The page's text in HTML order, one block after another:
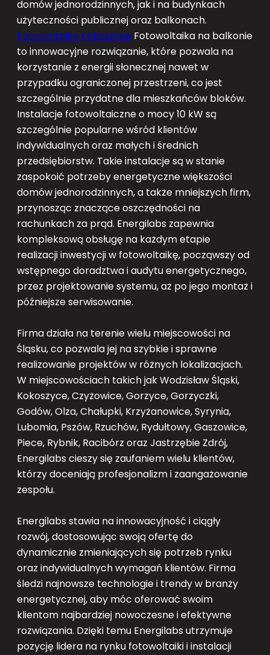
domów jednorodzinnych, jak i na budynkach
użyteczności publicznej oraz balkonach.
Fotowoltaika Kokoszyce Fotowoltaika na balkonie
to innowacyjne rozwiązanie, które pozwala na
korzystanie z energii słonecznej nawet w
przypadku ograniczonej przestrzeni, co jest
szczególnie przydatne dla mieszkańców bloków.
Instalacje fotowoltaiczne o mocy 10 kW są
szczególnie popularne wśród klientów
indywidualnych oraz małych i średnich
przedsiębiorstw. Takie instalacje są w stanie
zaspokoić potrzeby energetyczne większości
domów jednorodzinnych, a także mniejszych firm,
przynosząc znaczące oszczędności na
rachunkach za prąd. Energilabs zapewnia
kompleksową obsługę na każdym etapie
realizacji inwestycji w fotowoltaikę, począwszy od
wstępnego doradztwa i audytu energetycznego,
przez projektowanie systemu, aż po jego montaż i
późniejsze serwisowanie.
Firma działa na terenie wielu miejscowości na
Śląsku, co pozwala jej na szybkie i sprawne
realizowanie projektów w różnych lokalizacjach.
W miejscowościach takich jak Wodzisław Śląski,
Kokoszyce, Czyżowice, Gorzyce, Gorzyczki,
Godów, Olza, Chałupki, Krzyżanowice, Syrynia,
Lubomia, Pszów, Rzuchów, Rydułtowy, Gaszowice,
Piece, Rybnik, Racibórz oraz Jastrzębie Zdrój,
Energilabs cieszy się zaufaniem wielu klientów,
którzy doceniają profesjonalizm i zaangażowanie
zespołu.
Energilabs stawia na innowacyjność i ciągły
rozwój, dostosowując swoją ofertę do
dynamicznie zmieniających się potrzeb rynku
oraz indywidualnych wymagań klientów. Firma
śledzi najnowsze technologie i trendy w branży
energetycznej, aby móc oferować swoim
klientom najbardziej nowoczesne i efektywne
rozwiązania. Dzięki temu Energilabs utrzymuje
pozycję lidera na rynku fotowoltaiki i instalacji